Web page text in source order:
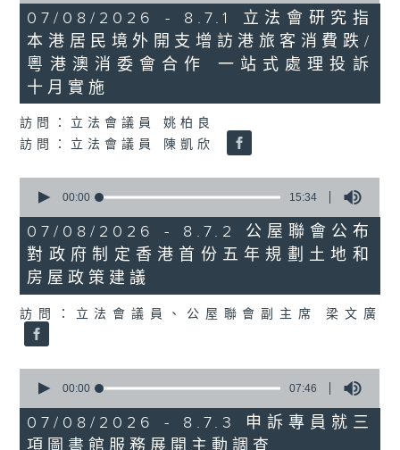
29
minutes,
37
seconds
07/08/2026 - 8.7.1 立法會研究指
本港居民境外開支增訪港旅客消費跌/
粵港澳消委會合作 一站式處理投訴
十月實施
訪問：立法會議員 姚柏良
訪問：立法會議員 陳凱欣
seconds
15
minutes,
34
seconds
00:00 15:34
07/08/2026 - 8.7.2 公屋聯會公布
對政府制定香港首份五年規劃土地和
房屋政策建議
訪問：立法會議員、公屋聯會副主席 梁文廣
seconds
7
minutes,
46
00:00 07:46
07/08/2026 - 8.7.3 申訴專員就三
項圖書館服務展開主動調查